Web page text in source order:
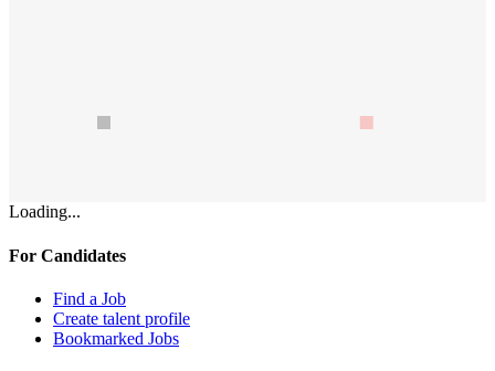
Loading...
For Candidates
Find a Job
Create talent profile
Bookmarked Jobs